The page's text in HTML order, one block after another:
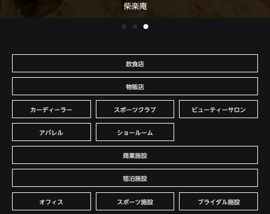
シェアサロン金沢店
栃木県 T邸
柴楽庵
飲食店
物販店
カーディーラー スポーツクラブ ビューティーサロン
アパレル ショールーム
商業施設
宿泊施設
オフィス スポーツ施設 ブライダル施設